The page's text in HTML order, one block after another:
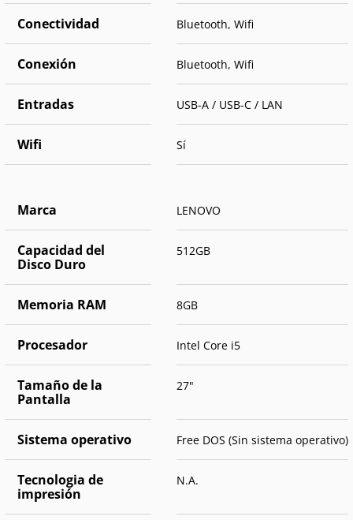
Conectividad Bluetooth, Wifi
Conexión Bluetooth, Wifi
Entradas USB-A / USB-C / LAN
Wifi Sí
Marca LENOVO
Capacidad del
Disco Duro
512GB
Memoria RAM 8GB
Procesador Intel Core i5
Tamaño de la
Pantalla
27"
Sistema operativo Free DOS (Sin sistema operativo)
Tecnologia de
impresión
N.A.